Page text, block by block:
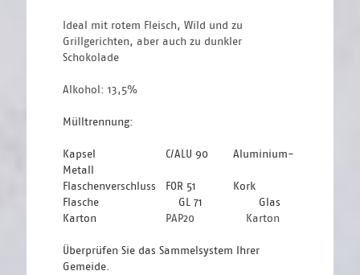
Ideal mit rotem Fleisch, Wild und zu
Grillgerichten, aber auch zu dunkler
Schokolade
Alkohol: 13,5%
Mülltrennung:
Kapsel C/ALU 90
Aluminium-
Metall
Flaschenverschluss
FOR 51
Kork
Flasche
GL 71
Glas
Karton
						PAP20				 Karton
Überprüfen Sie das Sammelsystem Ihrer
Gemeide.